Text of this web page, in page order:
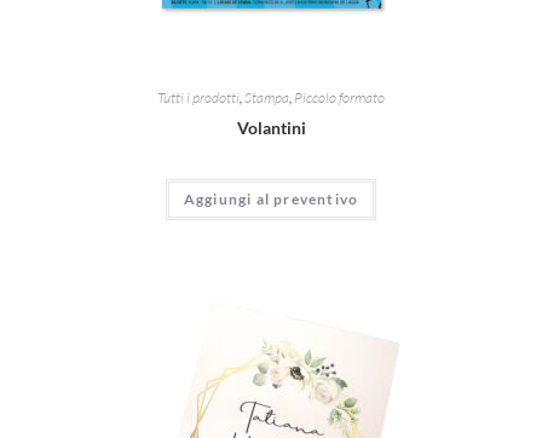
Tutti i prodotti,Stampa, Piccolo formato
Volantini
Aggiungi al preventivo